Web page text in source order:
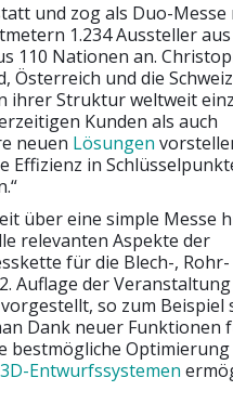
und zog als Duo-Messe
1.234 Aussteller
110 Nationen an.
und die
ihrer Struktur weltweit
Kunden als auch
neuen Lösungen
in
über eine simple Messe
relevanten Aspekte der
für die Blech-, Rohr-
Auflage der
so zum Beispiel
Dank neuer Funktionen
bestmögliche
Entwurfssystemen